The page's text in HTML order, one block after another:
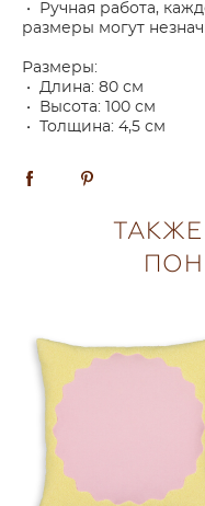
• Ручная работа,
размеры могут
Размеры:
• Длина: 80 см
• Высота: 100 см
• Толщина: 4,5 см